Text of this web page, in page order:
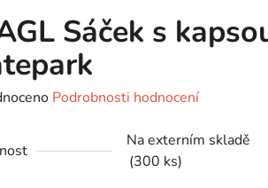
Sáček s
Podrobnosti hodnocení
Na externím skladě
(300 ks)